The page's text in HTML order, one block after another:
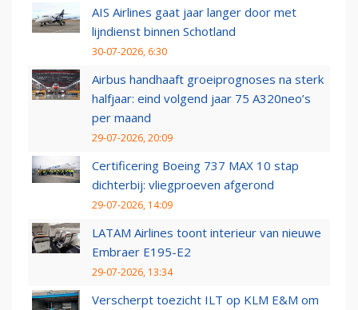
AIS Airlines gaat jaar langer door met
lijndienst binnen Schotland
30-07-2026, 6:30
Airbus handhaaft groeiprognoses na sterk
halfjaar: eind volgend jaar 75 A320neo’s
per maand
29-07-2026, 20:09
Certificering Boeing 737 MAX 10 stap
dichterbij: vliegproeven afgerond
29-07-2026, 14:09
LATAM Airlines toont interieur van nieuwe
Embraer E195-E2
29-07-2026, 13:34
Verscherpt toezicht ILT op KLM E&M om